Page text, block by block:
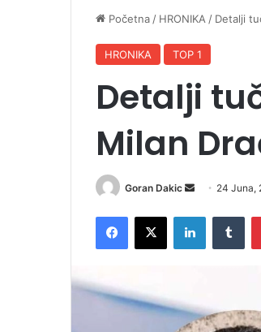
Početna / HRONIKA / Detalji
HRONIKA TOP 1
Detalji
Milan
Goran Dakic
e
m
24 Juna,